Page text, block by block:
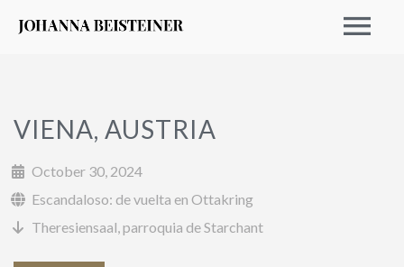
VIENA, AUSTRIA
October 30, 2024
Escandaloso: de vuelta en Ottakring
Theresiensaal, parroquia de Starchant